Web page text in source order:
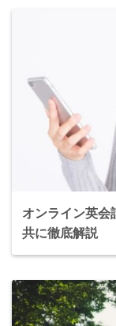
オンライン英会
共に徹底解説